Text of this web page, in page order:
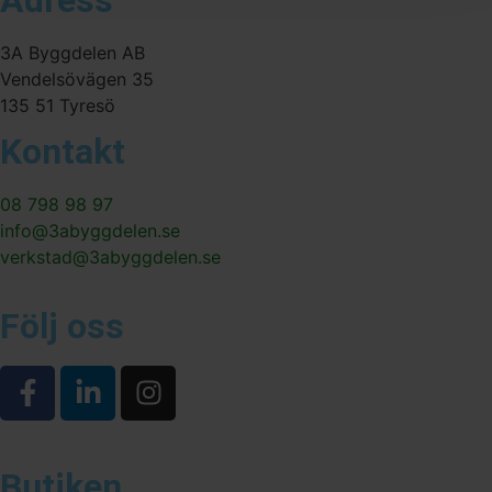
3A Byggdelen AB
Vendelsövägen 35
135 51 Tyresö
Kontakt
08 798 98 97
info@3abyggdelen.se
verkstad@3abyggdelen.se
Följ oss